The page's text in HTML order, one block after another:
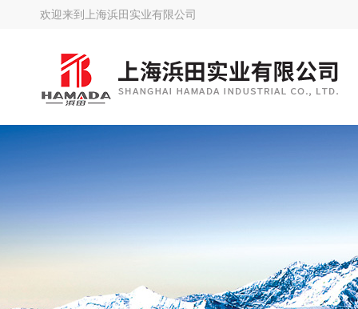
欢迎来到 上海浜田实业有限公司